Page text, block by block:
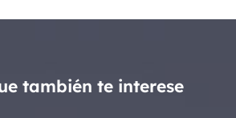
también te interese